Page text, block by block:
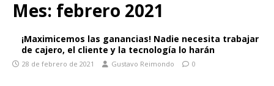
Mes: febrero 2021
¡Maximicemos las ganancias! Nadie necesita trabajar
de cajero, el cliente y la tecnología lo harán
28 de febrero de 2021 Gustavo Reimondo 0